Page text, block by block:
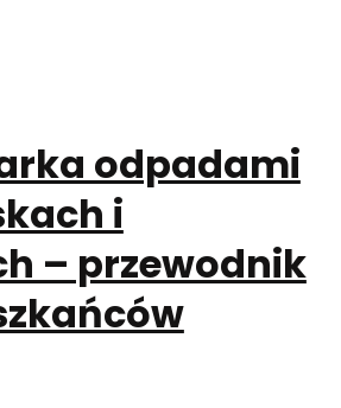
odpadami
i
– przewodnik